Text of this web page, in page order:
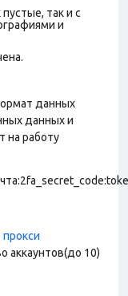
так и с
и
данных
данных и
на работу
прокси
аккаунтов(до 10)